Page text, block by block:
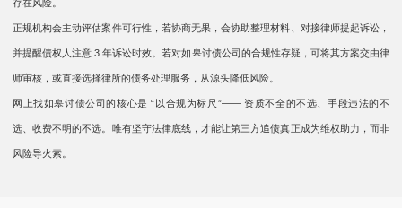
存在风险。
正规机构会主动评估案件可行性，若协商无果，会协助整理材料、对接律师提起诉讼，
并提醒债权人注意 3 年诉讼时效。若对如皋讨债公司的合规性存疑，可将其方案交由律
师审核，或直接选择律所的债务处理服务，从源头降低风险。
网上找如皋讨债公司的核心是 “以合规为标尺”—— 资质不全的不选、手段违法的不
选、收费不明的不选。唯有坚守法律底线，才能让第三方追债真正成为维权助力，而非
风险导火索。